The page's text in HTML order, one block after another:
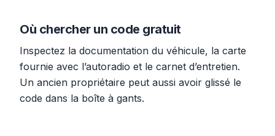
Où chercher un code gratuit
Inspectez la documentation du véhicule, la carte
fournie avec l’autoradio et le carnet d’entretien.
Un ancien propriétaire peut aussi avoir glissé le
code dans la boîte à gants.